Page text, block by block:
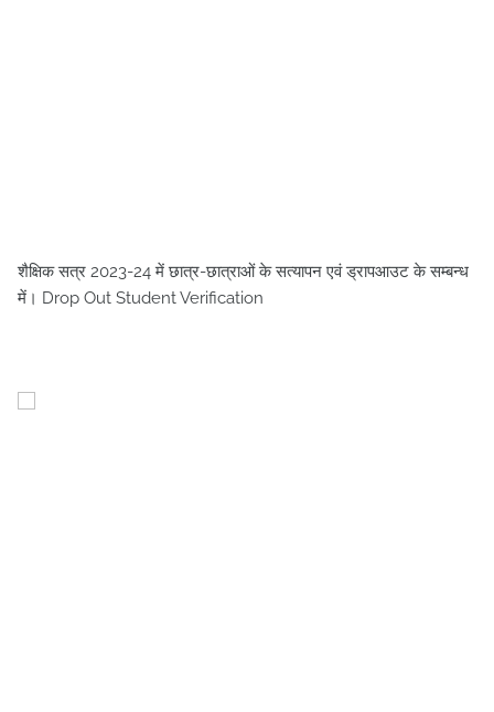
शैक्षिक सत्र 2023-24 में छात्र-छात्राओं के सत्यापन एवं ड्रापआउट के सम्बन्ध
में। Drop Out Student Verification